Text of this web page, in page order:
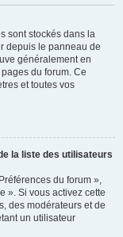
sont stockés dans la
depuis le panneau de
généralement en
du forum. Ce
et toutes vos
la liste des utilisateurs
du forum »,
». Si vous activez cette
des modérateurs et de
un utilisateur